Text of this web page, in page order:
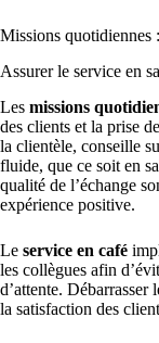
Missions quotidiennes
Assurer le service en
Les missions
des clients et la prise
la clientèle, conseille
fluide, que ce soit en
qualité de l’échange
expérience positive.
Le service en café
les collègues afin
d’attente. Débarrasser
la satisfaction des